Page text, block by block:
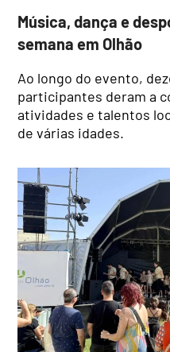
Música, dança e
semana em Olhão
Ao longo do evento,
participantes deram a
atividades e talentos
de várias idades.